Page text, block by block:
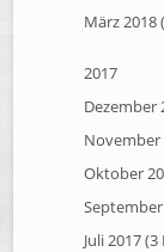
März 2018
2017
Dezember
November
Oktober
Juli 2017